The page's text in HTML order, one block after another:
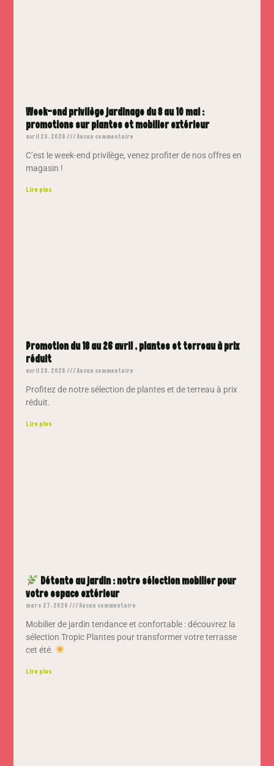
Week-end privilège jardinage du 8 au 10 mai :
promotions sur plantes et mobilier extérieur
avril 23, 2026 Aucun commentaire
C’est le week-end privilège, venez profiter de nos offres en
magasin !
Lire plus
Promotion du 18 au 26 avril , plantes et terreau à prix
réduit
avril 23, 2026 Aucun commentaire
Profitez de notre sélection de plantes et de terreau à prix
réduit.
Lire plus
Détente au jardin : notre sélection mobilier pour
votre espace extérieur
mars 27, 2026 Aucun commentaire
Mobilier de jardin tendance et confortable : découvrez la
sélection Tropic Plantes pour transformer votre terrasse
cet été.
Lire plus